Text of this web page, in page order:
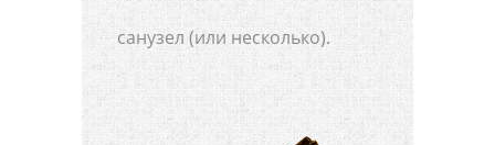
санузел (или несколько).